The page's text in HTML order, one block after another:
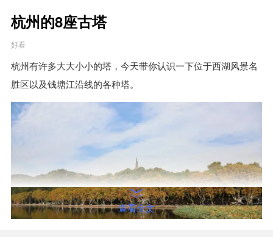
杭州的8座古塔
好看
杭州有许多大大小小的塔，今天带你认识一下位于西湖风景名
胜区以及钱塘江沿线的各种塔。
查看全文